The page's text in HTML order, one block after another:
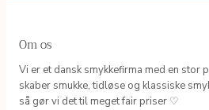
Om os
Vi er et dansk smykkefirma med en stor
skaber smukke, tidløse og klassiske
så gør vi det til meget fair priser ♡